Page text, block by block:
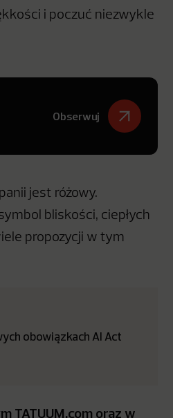
i poczuć niezwykle
Obserwuj
jest różowy.
bliskości, ciepłych
propozycji w tym
obowiązkach AI Act
TATUUM.com oraz w